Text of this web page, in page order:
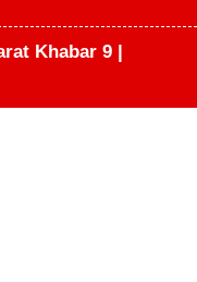
Khabar 9 |